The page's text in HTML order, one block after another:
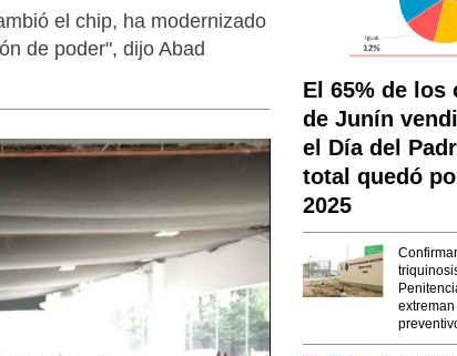
el chip, ha modernizado
de poder", dijo Abad
El 65% de los
de Junín
el Día del
total quedó
2025